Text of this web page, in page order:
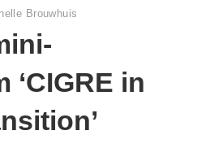
Brouwhuis
‘CIGRE in